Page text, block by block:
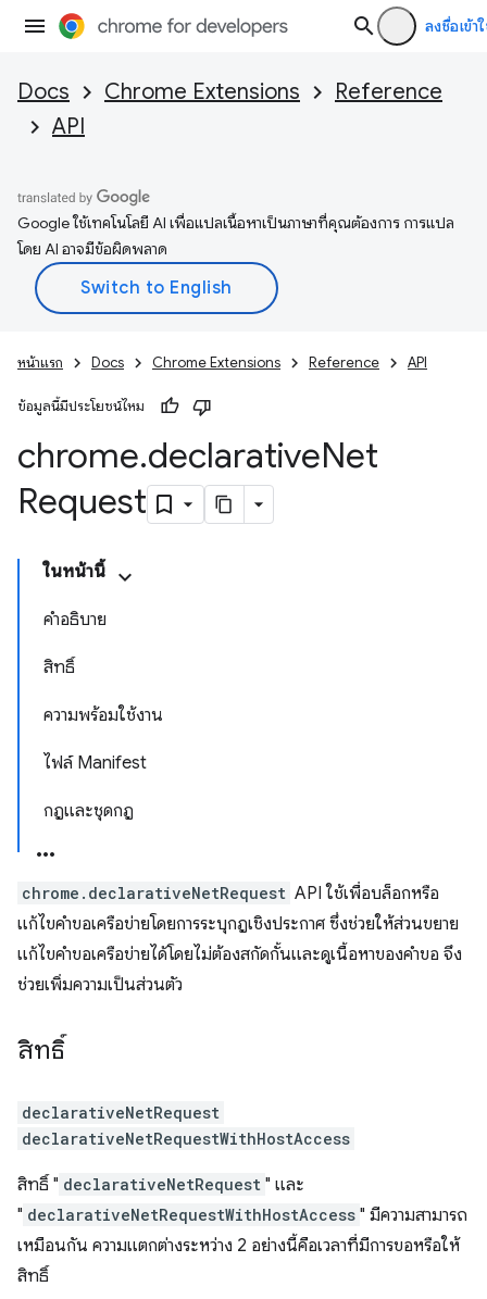
ลงชื่อเข้า
Docs Chrome Extensions
Reference
API
Google ใช้เทคโนโลยี AI เพื่อแปลเนื้อหาเป็นภาษาที่คุณต้องการ การแปล
โดย AI อาจมีข้อผิดพลาด
หน้าแรก Docs Chrome Extensions Reference API
ข้อมูลนี้มีประโยชน์ไหม
chrome.declarativeNet
Request
ในหน้านี้
คำอธิบาย
สิทธิ์
ความพร้อมใช้งาน
ไฟล์ Manifest
กฎและชุดกฎ
chrome.declarativeNetRequest API ใช้เพื่อบล็อกหรือ
แก้ไขคำขอเครือข่ายโดยการระบุกฎเชิงประกาศ ซึ่งช่วยให้ส่วนขยาย
แก้ไขคำขอเครือข่ายได้โดยไม่ต้องสกัดกั้นและดูเนื้อหาของคำขอ จึง
ช่วยเพิ่มความเป็นส่วนตัว
สิทธิ์
declarativeNetRequest
declarativeNetRequestWithHostAccess
สิทธิ์ " declarativeNetRequest " และ
" declarativeNetRequestWithHostAccess " มีความสามารถ
เหมือนกัน ความแตกต่างระหว่าง 2 อย่างนี้คือเวลาที่มีการขอหรือให้
สิทธิ์